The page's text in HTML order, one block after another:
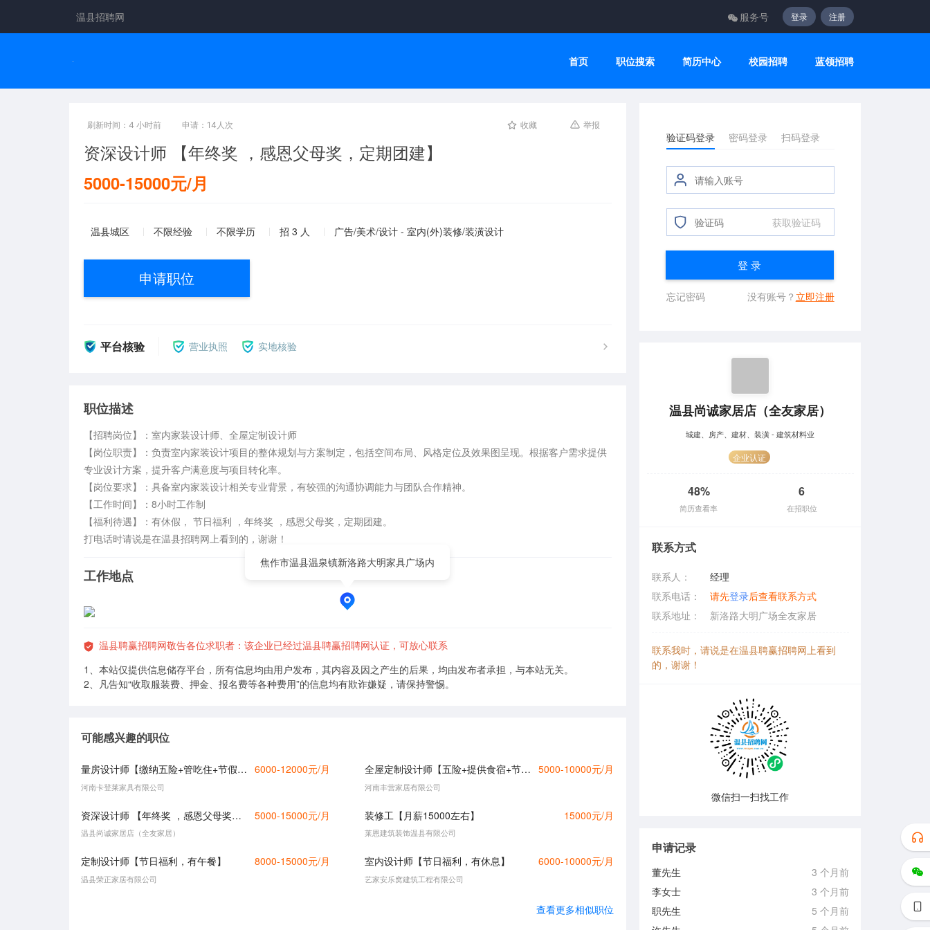
温县招聘网 服务号 登录 注册
首页 职位搜索 简历中心 校园招聘 蓝领招聘
刷新时间：4 小时前 申请：14人次 收藏 举报
资深设计师 【年终奖 ，感恩父母奖，定期团建】
5000-15000元/月
温县城区 不限经验 不限学历 招 3 人 广告/美术/设计 - 室内(外)装修/装潢设计
申请职位
平台核验 营业执照 实地核验
职位描述
【招聘岗位】：室内家装设计师、全屋定制设计师
【岗位职责】：负责室内家装设计项目的整体规划与方案制定，包括空间布局、风格定位及效果图呈现。根据客户需求提供
专业设计方案，提升客户满意度与项目转化率。
【岗位要求】：具备室内家装设计相关专业背景，有较强的沟通协调能力与团队合作精神。
【工作时间】：8小时工作制
【福利待遇】：有休假， 节日福利 ，年终奖 ，感恩父母奖，定期团建。
打电话时请说是在温县招聘网上看到的，谢谢！
工作地点
焦作市温县温泉镇新洛路大明家具广场内
温县聘赢招聘网敬告各位求职者：该企业已经过温县聘赢招聘网认证，可放心联系
1、本站仅提供信息储存平台，所有信息均由用户发布，其内容及因之产生的后果，均由发布者承担，与本站无关。
2、凡告知“收取服装费、押金、报名费等各种费用”的信息均有欺诈嫌疑，请保持警惕。
可能感兴趣的职位
量房设计师【缴纳五险+管吃住+节假日福利】 6000-12000元/月
河南卡登莱家具有限公司
全屋定制设计师【五险+提供食宿+节日福利】 5000-10000元/月
河南丰营家居有限公司
资深设计师 【年终奖 ，感恩父母奖，定期团建】 5000-15000元/月
温县尚诚家居店（全友家居）
装修工【月薪15000左右】 15000元/月
莱恩建筑装饰温县有限公司
定制设计师【节日福利，有午餐】 8000-15000元/月
温县荣正家居有限公司
室内设计师【节日福利，有休息】 6000-10000元/月
艺家安乐窝建筑工程有限公司
查看更多相似职位
验证码登录 密码登录 扫码登录
获取验证码
登 录
忘记密码 没有账号？ 立即注册
温县尚诚家居店（全友家居）
城建、房产、建材、装潢 - 建筑材料业
企业认证
48%
简历查看率
6
在招职位
联系方式
联系人：
经理
联系电话：
请先登录后查看联系方式
联系地址：
新洛路大明广场全友家居
联系我时，请说是在温县聘赢招聘网上看到
的，谢谢！
微信扫一扫找工作
申请记录
董先生
3 个月前
李女士
3 个月前
职先生
5 个月前